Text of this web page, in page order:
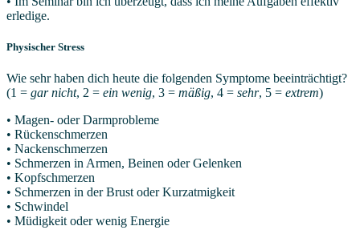
erledige.
Physischer Stress
Wie sehr haben dich heute die folgenden Symptome beeinträchtigt?
(1 = gar nicht, 2 = ein wenig, 3 = mäßig, 4 = sehr, 5 = extrem)
• Magen- oder Darmprobleme
• Rückenschmerzen
• Nackenschmerzen
• Schmerzen in Armen, Beinen oder Gelenken
• Kopfschmerzen
• Schmerzen in der Brust oder Kurzatmigkeit
• Schwindel
• Müdigkeit oder wenig Energie